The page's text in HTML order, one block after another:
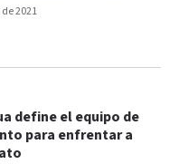
2021
define el equipo de
para enfrentar a